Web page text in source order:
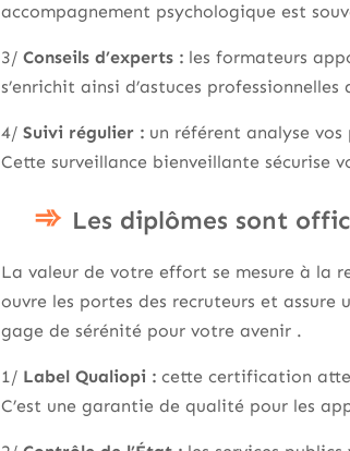
accompagnement psychologique est
3/ Conseils d’experts : les formateurs
s’enrichit ainsi d’astuces
4/ Suivi régulier : un référent analyse vos
Cette surveillance bienveillante sécurise
Les diplômes sont
La valeur de votre effort se mesure à la
ouvre les portes des recruteurs et
gage de sérénité pour votre avenir .
1/ Label Qualiopi : cette certification
C’est une garantie de qualité pour les